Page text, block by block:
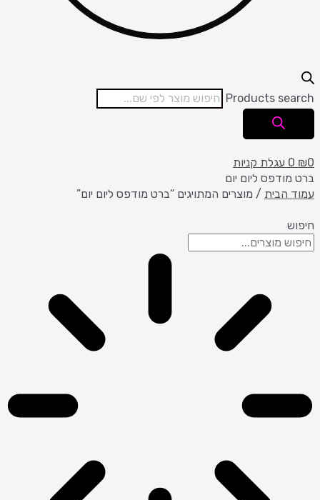
Products search
₪0
0 עגלת קניות
ברט מודפס ליום יום
עמוד הבית / מוצרים המתויגים “ברט מודפס ליום יום”
חיפוש